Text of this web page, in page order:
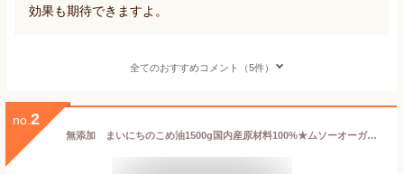
効果も期待できますよ。
全てのおすすめコメント（5件）
no. 2
無添加 まいにちのこめ油1500g国内産原材料100%★ムソーオーガニック